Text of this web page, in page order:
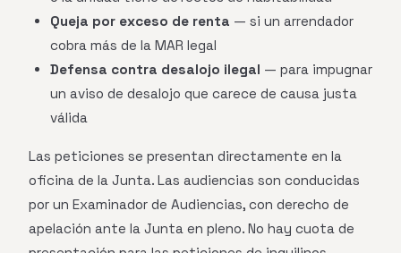
Queja por exceso de renta — si un arrendador
cobra más de la MAR legal
Defensa contra desalojo ilegal — para impugnar
un aviso de desalojo que carece de causa justa
válida
Las peticiones se presentan directamente en la
oficina de la Junta. Las audiencias son conducidas
por un Examinador de Audiencias, con derecho de
apelación ante la Junta en pleno. No hay cuota de